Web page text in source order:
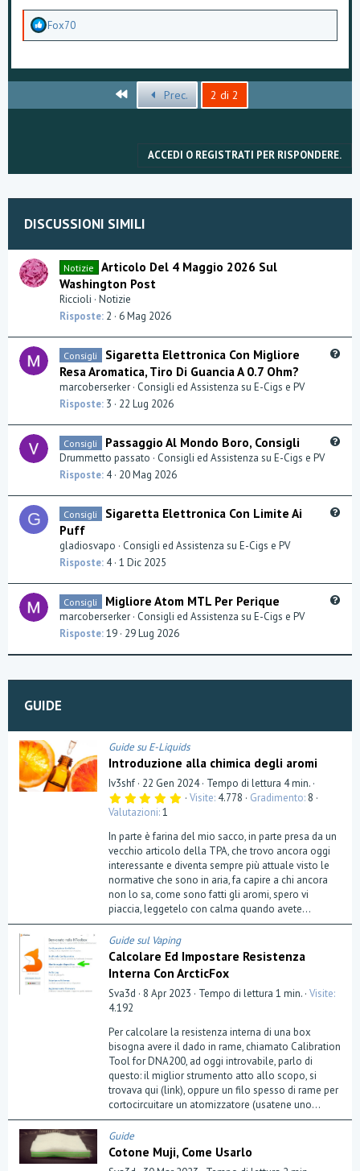
A
i
Fox70
Primo Prec. 2 di 2
ACCEDI O REGISTRATI PER RISPONDERE.
DISCUSSIONI SIMILI
Notizie
Articolo Del 4 Maggio 2026 Sul
Washington Post
Riccioli Notizie
Risposte 2 6 Mag 2026
i
Consigli
Sigaretta Elettronica Con Migliore
Resa Aromatica, Tiro Di Guancia A 0.7 Ohm?
marcoberserker Consigli ed Assistenza su E-Cigs e PV
Risposte 3 22 Lug 2026
Consigli Passaggio Al Mondo Boro, Consigli
Drummetto passato
Consigli ed Assistenza su E-Cigs e PV
Risposte 4 20 Mag 2026
G
i
Consigli
Sigaretta Elettronica Con Limite Ai
Puff
gladiosvapo
Consigli ed Assistenza su E-Cigs e PV
Risposte 4 1 Dic 2025
t
Consigli Migliore Atom MTL Per Perique
marcoberserker Consigli ed Assistenza su E-Cigs e PV
Risposte 19 29 Lug 2026
GUIDE
Guide su E-Liquids
Introduzione alla chimica degli aromi
Iv3shf 22 Gen 2024 Tempo di lettura 4 min.
5
0
s
t
e
l
l
a
(
e
)
Visite 4.778 Gradimento 8
Valutazioni 1
In parte è farina del mio sacco, in parte presa da un
vecchio articolo della TPA, che trovo ancora oggi
interessante e diventa sempre più attuale visto le
normative che sono in aria, fa capire a chi ancora
non lo sa, come sono fatti gli aromi, spero vi
piaccia, leggetelo con calma quando avete...
Guide sul Vaping
Calcolare Ed Impostare Resistenza
Interna Con ArcticFox
Sva3d 8 Apr 2023 Tempo di lettura 1 min. Visite
4.192
Per calcolare la resistenza interna di una box
bisogna avere il dado in rame, chiamato Calibration
Tool for DNA200, ad oggi introvabile, parlo di
questo: il miglior strumento atto allo scopo, si
trovava qui (link), oppure un filo spesso di rame per
cortocircuitare un atomizzatore (usatene uno...
Guide
Cotone Muji, Come Usarlo